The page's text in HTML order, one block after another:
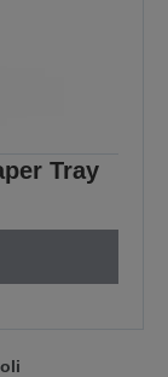
Tray